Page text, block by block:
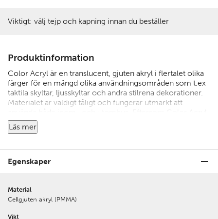
Viktigt: välj tejp och kapning innan du beställer
Produktinformation
Color Acryl är en translucent, gjuten akryl i flertalet olika
färger för en mängd olika användningsområden som t.ex
taktila skyltar, ljusskyltar och andra stilrena dekorationer.
Materialet är väldigt tåligt och fungerar utmärkt att
använda både inom- och utomhus. Eftersom Color Acryl
är en akryl går det gravera och skära ut i både traditionell
och lasergravyr.
Läs mer
Egenskaper
Material
Cellgjuten akryl (PMMA)
Vikt